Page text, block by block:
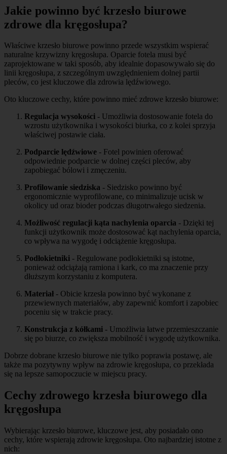
Jakie powinno być krzesło biurowe
zdrowe dla kręgosłupa?
Właściwe krzesło biurowe powinno przede wszystkim wspierać
naturalne krzywizny kręgosłupa. Oparcie fotela musi być
zaprojektowane w taki sposób, aby idealnie dopasowywało się do
linii kręgosłupa, z szczególnym uwzględnieniem dolnej partii
pleców, co jest kluczowe dla zdrowia lędźwiowego.
Oto kluczowe cechy, które powinno mieć zdrowe krzesło biurowe:
Regulacja wysokości - Umożliwia dostosowanie fotela do
wzrostu użytkownika i wysokości biurka, co z kolei sprzyja
właściwej postawie ciała.
Podparcie lędźwiowe - Fotel powinien oferować
odpowiednie podparcie w dolnej części pleców, aby
zapobiegać bólowi i zmęczeniu.
Profilowanie siedziska - Siedzisko powinno być
ergonomicznie wyprofilowane, co minimalizuje ucisk w
okolicy ud oraz bioder podczas długotrwałego siedzenia.
Możliwość regulacji kąta nachylenia oparcia - Dzięki tej
funkcji użytkownik może dostosować kąt nachylenia oparcia,
co wpływa na wygodę i odciążenie kręgosłupa.
Podłokietniki - Regulowane podłokietniki są istotne,
ponieważ odciążają ramiona i kark, co ma znaczenie przy
dłuższym korzystaniu z komputera.
Materiał - Obicie krzesła powinno być wykonane z
przewiewnych materiałów, aby zapewnić komfort i zapobiec
poceniu się w trakcie pracy.
Konstrukcja z kółkami - Umożliwia łatwe przemieszczanie
się po biurze, co zwiększa mobilność i wygodę użytkownika.
Dobrze dobrane krzesło biurowe nie tylko poprawia postawę, ale
także ma pozytywny wpływ na zdrowie kręgosłupa, co przekłada
się na lepsze samopoczucie w miejscu pracy.
Cechy zdrowego krzesła biurowego dla
kręgosłupa
Wybierając krzesło biurowe, kluczowe jest, aby posiadało ono
cechy, które wspierają zdrowie kręgosłupa. Oto najbardziej istotne z
nich: